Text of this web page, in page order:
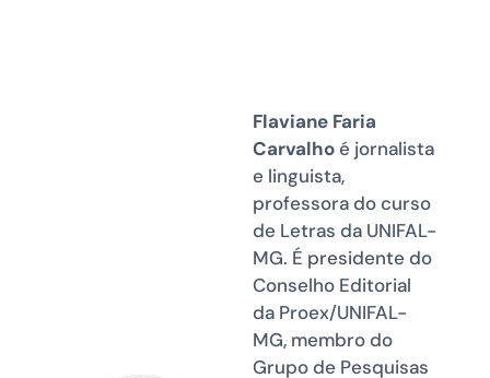
Flaviane Faria
Carvalho é jornalista
e linguista,
professora do curso
de Letras da UNIFAL-
MG. É presidente do
Conselho Editorial
da Proex/UNIFAL-
MG, membro do
Grupo de Pesquisas